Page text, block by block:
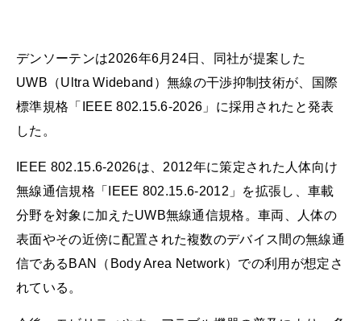
デンソーテンは2026年6月24日、同社が提案した
UWB（Ultra Wideband）無線の干渉抑制技術が、国際
標準規格「IEEE 802.15.6-2026」に採用されたと発表
した。
IEEE 802.15.6-2026は、2012年に策定された人体向け
無線通信規格「IEEE 802.15.6-2012」を拡張し、車載
分野を対象に加えたUWB無線通信規格。車両、人体の
表面やその近傍に配置された複数のデバイス間の無線通
信であるBAN（Body Area Network）での利用が想定さ
れている。